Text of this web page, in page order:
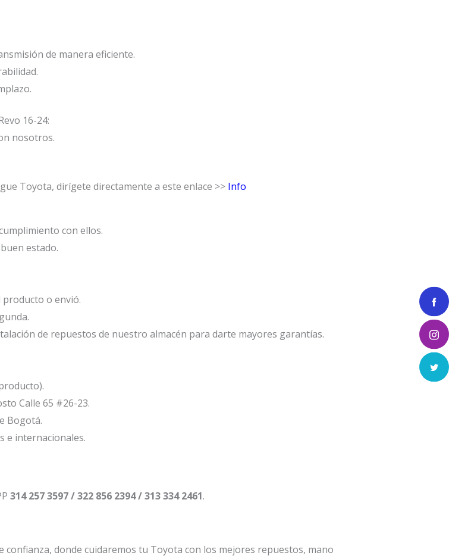
de manera eficiente.
16-24:
nosotros.
Toyota, dirígete directamente a este enlace >> Info
con ellos.
estado.
producto o envió.
de repuestos de nuestro almacén para darte mayores garantías.
Calle 65 #26-23.
Bogotá.
e internacionales.
314 257 3597 / 322 856 2394 / 313 334 2461.
donde cuidaremos tu Toyota con los mejores repuestos, mano